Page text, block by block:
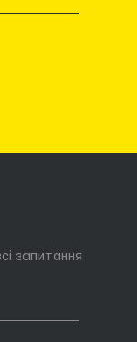
запитання